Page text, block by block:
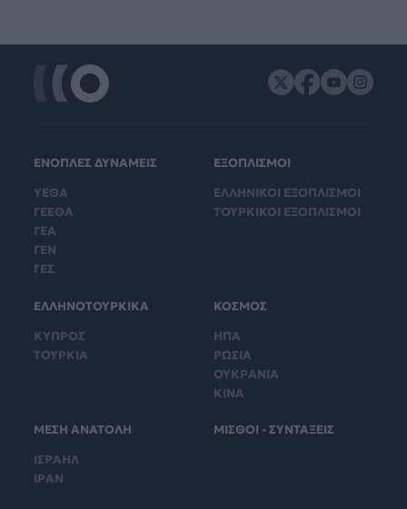
ΕΝΟΠΛΕΣ ΔΥΝΑΜΕΙΣ
ΥΕΘΑ
ΓΕΕΘΑ
ΓΕΑ
ΓΕΝ
ΓΕΣ
ΕΞΟΠΛΙΣΜΟΙ
ΕΛΛΗΝΙΚΟΙ ΕΞΟΠΛΙΣΜΟΙ
ΤΟΥΡΚΙΚΟΙ ΕΞΟΠΛΙΣΜΟΙ
ΕΛΛΗΝΟΤΟΥΡΚΙΚΑ
ΚΥΠΡΟΣ
ΤΟΥΡΚΙΑ
ΚΟΣΜΟΣ
ΗΠΑ
ΡΩΣΙΑ
ΟΥΚΡΑΝΙΑ
ΚΙΝΑ
ΜΕΣΗ ΑΝΑΤΟΛΗ
ΙΣΡΑΗΛ
ΙΡΑΝ
ΜΙΣΘΟΙ - ΣΥΝΤΑΞΕΙΣ